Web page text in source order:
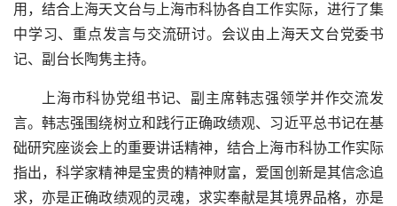
用，结合上海天文台与上海市科协各自工作实际，进行了集
中学习、重点发言与交流研讨。会议由上海天文台党委书
记、副台长陶隽主持。
上海市科协党组书记、副主席韩志强领学并作交流发
言。韩志强围绕树立和践行正确政绩观、习近平总书记在基
础研究座谈会上的重要讲话精神，结合上海市科协工作实际
指出，科学家精神是宝贵的精神财富，爱国创新是其信念追
求，亦是正确政绩观的灵魂，求实奉献是其境界品格，亦是